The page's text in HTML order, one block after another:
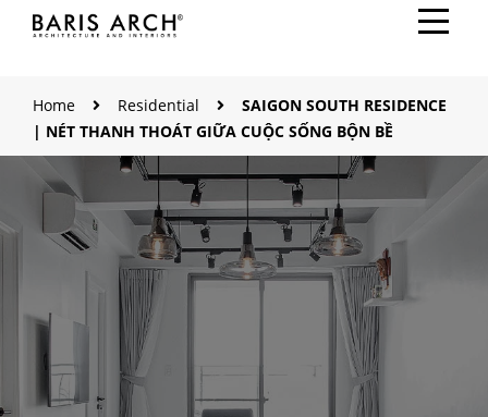
Home Residential
SAIGON SOUTH RESIDENCE
| NÉT THANH THOÁT GIỮA CUỘC SỐNG BỘN BỀ